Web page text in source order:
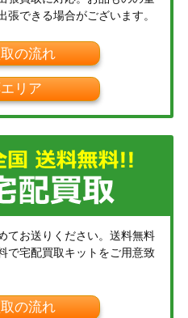
できる場合がございます。
の流れ
リア
てお送りください。送料無料
で宅配買取キットをご用意致
の流れ